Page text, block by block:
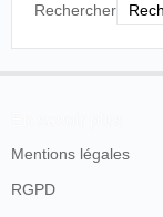
Rechercher
Mentions légales
RGPD